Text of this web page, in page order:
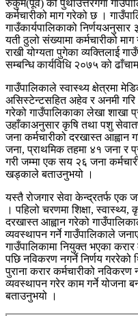
रुकुम(पूर्व) को पुथाउत्तरगंगा
कर्मचारीको माग गरेको छ ।
गाउँकार्यपालिकाको
यती ठुलो संख्यामा कर्मचारीको
राखी योग्यता पुगेका व्यक्तिलाई
सम्बन्धि कार्यविधि २०७५ को
गाउँपालिकाले स्वास्थ्य क्षेत्रमा
असिस्टेन्टसहित अहेव र अनमी गरि
गरेको गाउँपालिकाका लेखा शाखा
उहाँकाअनुसार कृषि तथा पशु
जना कर्मचारीको दरखास्त आह्वान
जना, प्राथमिक तहमा ४१ जना र
गरी जम्मा एक सय २६ जना
खड्काले बताउनुभयो ।
यस्तै रोजगार सेवा केन्द्रतर्फ एक
। पहिलो चरणमा शिक्षा, स्वास्थ्य,
दरखास्त आह्वान गरेको
व्यवस्थापन गर्ने गाउँपालिकाले
गाउँपालिकामा नियुक्त भएका
पछि नविकरण नगर्ने निर्णय गररेको
पुराना करार कर्मचारीको नविकरण
व्यवस्थापन गरेर काम गर्ने योजना
बताउनुभयो ।